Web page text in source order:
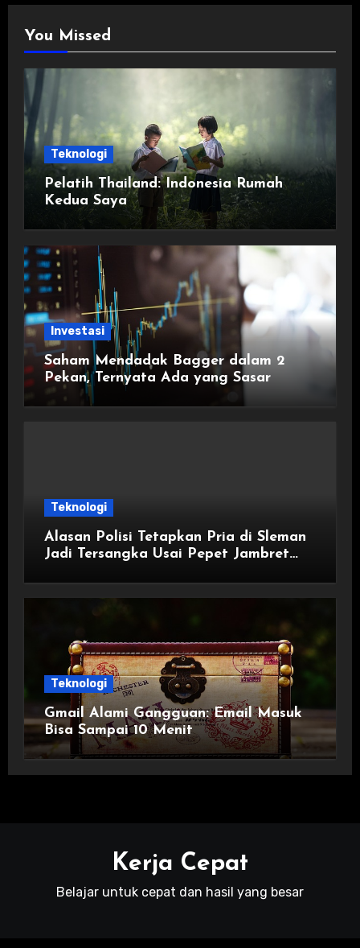
You Missed
Teknologi
Pelatih Thailand: Indonesia Rumah
Kedua Saya
Investasi
Saham Mendadak Bagger dalam 2
Pekan, Ternyata Ada yang Sasar
Teknologi
Alasan Polisi Tetapkan Pria di Sleman
Jadi Tersangka Usai Pepet Jambret
Teknologi
Gmail Alami Gangguan: Email Masuk
Bisa Sampai 10 Menit
Kerja Cepat
Belajar untuk cepat dan hasil yang besar